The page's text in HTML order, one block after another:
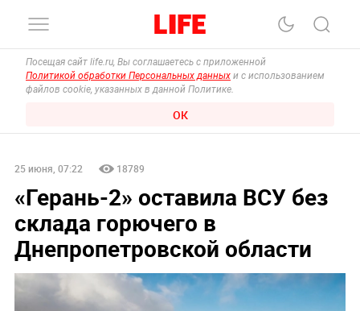
Посещая сайт life.ru, Вы соглашаетесь с приложенной
Политикой обработки Персональных данных и с использованием
файлов cookie, указанных в данной Политике.
ОК
25 июня, 07:22 18789
«Герань-2» оставила ВСУ без
склада горючего в
Днепропетровской области